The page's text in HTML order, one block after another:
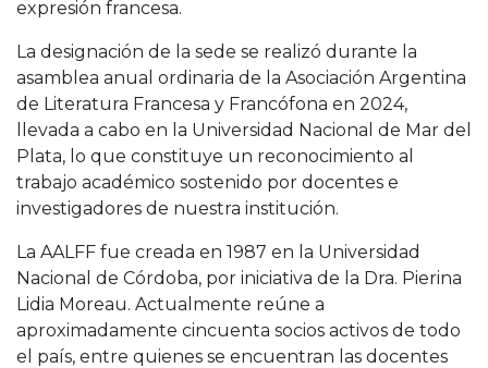
expresión francesa.
La designación de la sede se realizó durante la
asamblea anual ordinaria de la Asociación Argentina
de Literatura Francesa y Francófona en 2024,
llevada a cabo en la Universidad Nacional de Mar del
Plata, lo que constituye un reconocimiento al
trabajo académico sostenido por docentes e
investigadores de nuestra institución.
La AALFF fue creada en 1987 en la Universidad
Nacional de Córdoba, por iniciativa de la Dra. Pierina
Lidia Moreau. Actualmente reúne a
aproximadamente cincuenta socios activos de todo
el país, entre quienes se encuentran las docentes